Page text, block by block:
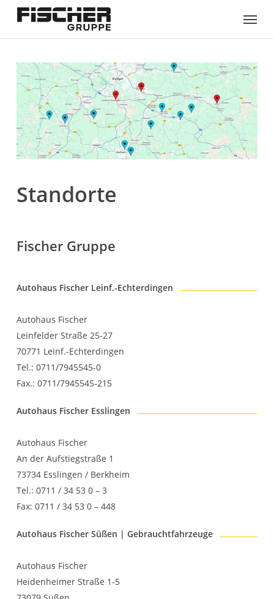
Menu
Standorte
Fischer Gruppe
Autohaus Fischer Leinf.-Echterdingen
Autohaus Fischer
Leinfelder Straße 25-27
70771 Leinf.-Echterdingen
Tel.: 0711/7945545-0
Fax.: 0711/7945545-215
Autohaus Fischer Esslingen
Autohaus Fischer
An der Aufstiegstraße 1
73734 Esslingen / Berkheim
Tel.: 0711 / 34 53 0 – 3
Fax: 0711 / 34 53 0 – 448
Autohaus Fischer Süßen | Gebrauchtfahrzeuge
Autohaus Fischer
Heidenheimer Straße 1-5